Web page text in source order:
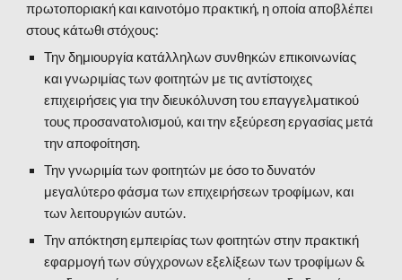
πρωτοποριακή και καινοτόμο πρακτική, η οποία αποβλέπει
στους κάτωθι στόχους:
Την δημιουργία κατάλληλων συνθηκών επικοινωνίας
και γνωριμίας των φοιτητών με τις αντίστοιχες
επιχειρήσεις για την διευκόλυνση του επαγγελματικού
τους προσανατολισμού, και την εξεύρεση εργασίας μετά
την αποφοίτηση.
Την γνωριμία των φοιτητών με όσο το δυνατόν
μεγαλύτερο φάσμα των επιχειρήσεων τροφίμων, και
των λειτουργιών αυτών.
Την απόκτηση εμπειρίας των φοιτητών στην πρακτική
εφαρμογή των σύγχρονων εξελίξεων των τροφίμων &